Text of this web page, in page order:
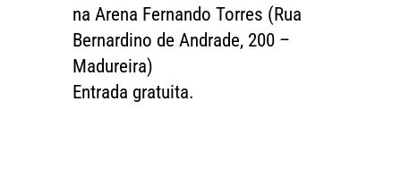
na Arena Fernando Torres (Rua
Bernardino de Andrade, 200 –
Madureira)
Entrada gratuita.